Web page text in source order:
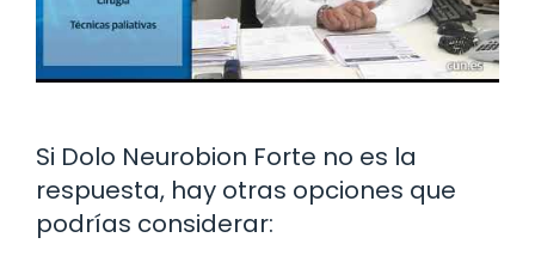
Si Dolo Neurobion Forte no es la
respuesta, hay otras opciones que
podrías considerar: